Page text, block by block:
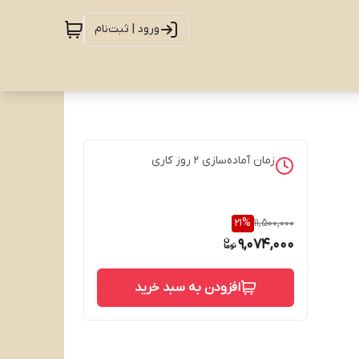
ورود | ثبت‌نام
زمان آماده‌سازی 2 روز کاری
11,500,000
21%
9,074,000
افزودن به سبد خرید